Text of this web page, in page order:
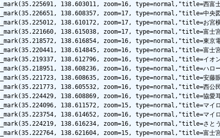
138.603011, zoom=16, type=normal,"title=西富士
138.608357, zoom=17, type=normal,"title=中央図
138.610172, zoom=17, type=normal,"title=お宮横
138.615038, zoom=17, type=normal,"title=富士宮
138.616854, zoom=16, type=normal,"title=東京電
138.614845, zoom=16, type=normal,"title=富士宮
138.612796, zoom=16, type=normal,"title=イオン
138.608236, zoom=16, type=normal,"title=ハロー
138.608635, zoom=16, type=normal,"title=安藤眼
138.605532, zoom=16, type=normal,"title=西公民
138.608869, zoom=16, type=normal,"title=協愛耳
138.611572, zoom=15, type=normal,"title=マイロ
138.614652, zoom=16, type=normal,"title=マイロ
138.616234, zoom=16, type=normal,"title=さとう
138.621604, zoom=15, type=normal,"title=富士宮